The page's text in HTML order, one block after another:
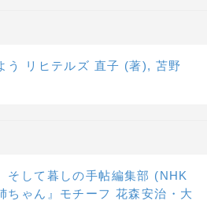
う リヒテルズ 直子 (著), 苫野
そして暮しの手帖編集部 (NHK
ちゃん』モチーフ 花森安治・大